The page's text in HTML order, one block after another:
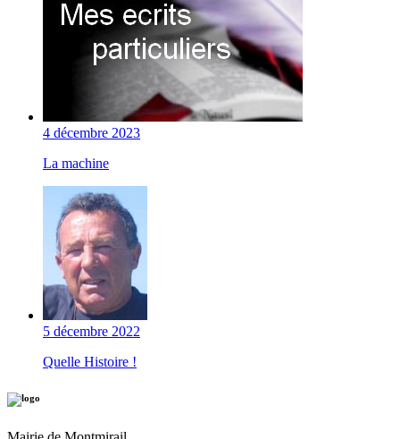
4 décembre 2023
La machine
5 décembre 2022
Quelle Histoire !